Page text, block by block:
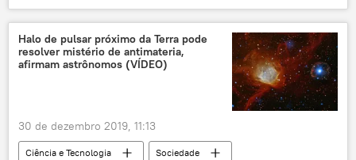
Halo de pulsar próximo da Terra pode
resolver mistério de antimateria,
afirmam astrônomos (VÍDEO)
30 de dezembro 2019, 11:13
Ciência e Tecnologia
Sociedade